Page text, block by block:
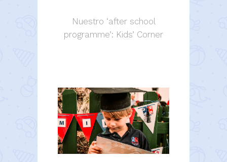
Nuestro ‘after school
programme’: Kids’ Corner